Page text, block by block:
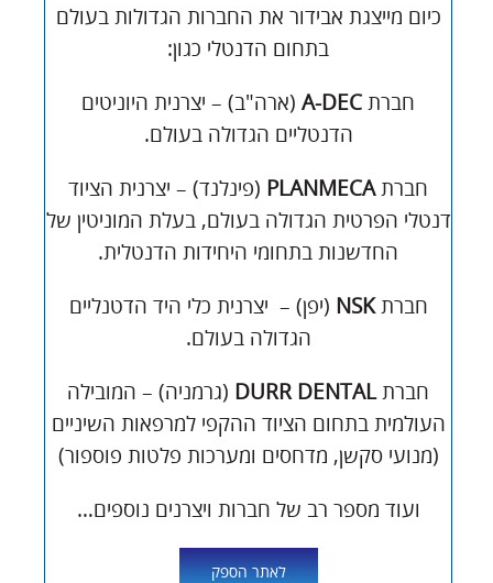
כיום מייצגת אבידור את החברות הגדולות בעולם
בתחום הדנטלי כגון:
חברתA-DEC (ארה"ב) – יצרנית היוניטים
הדנטליים הגדולה בעולם.
חברתPLANMECA (פינלנד) – יצרנית הציוד
דנטלי הפרטית הגדולה בעולם, בעלת המוניטין של
החדשנות בתחומי היחידות הדנטלית.
חברתNSK (יפן) – יצרנית כלי היד הדטנליים
הגדולה בעולם.
חברתDURR DENTAL (גרמניה) – המובילה
העולמית בתחום הציוד ההקפי למרפאות השיניים
(מנועי סקשן, מדחסים ומערכות פלטות פוספור)
ועוד מספר רב של חברות ויצרנים נוספים…
לאתר הספק